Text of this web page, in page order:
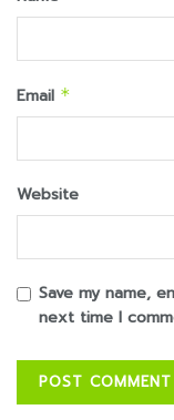
Email *
Website
Save my name,
next time I